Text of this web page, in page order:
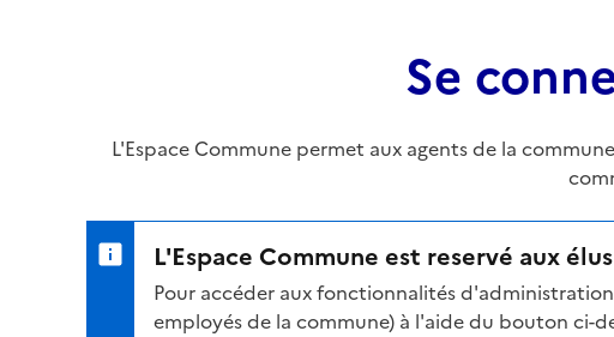
Se
L'Espace Commune permet aux agents de la
L'Espace Commune est reservé aux
Pour accéder aux fonctionnalités
employés de la commune) à l'aide du bouton ci-